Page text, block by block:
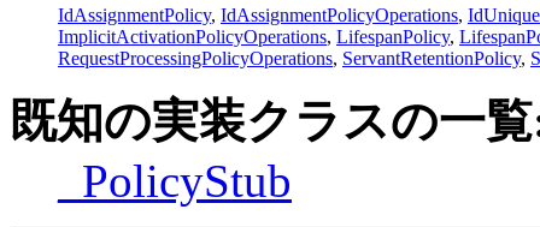
IdAssignmentPolicy, IdAssignmentPolicyOperations,
ImplicitActivationPolicyOperations, LifespanPolicy,
RequestProcessingPolicyOperations, ServantRetentionPolicy,
既知の実装クラスの一
_PolicyStub